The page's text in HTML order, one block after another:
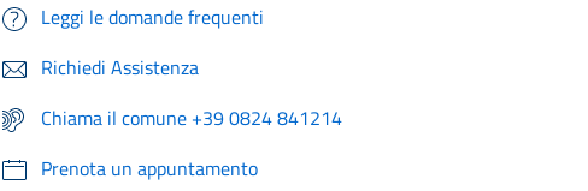
Leggi le domande frequenti
Richiedi Assistenza
Chiama il comune +39 0824 841214
Prenota un appuntamento